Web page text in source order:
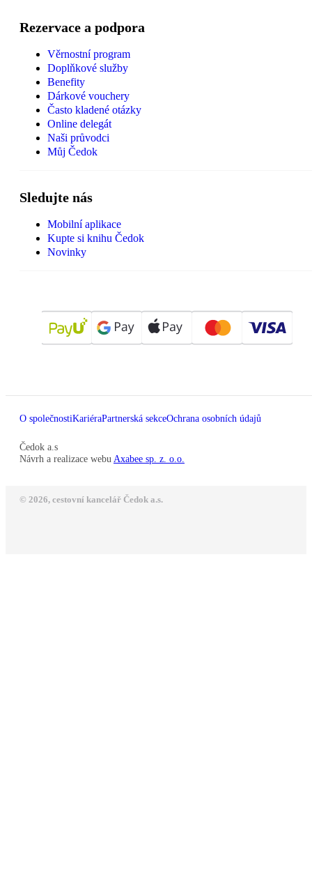
Rezervace a podpora
Věrnostní program
Doplňkové služby
Benefity
Dárkové vouchery
Často kladené otázky
Online delegát
Naši průvodci
Můj Čedok
Sledujte nás
Mobilní aplikace
Kupte si knihu Čedok
Novinky
O společnostiKariéraPartnerská sekceOchrana osobních údajů
Čedok a.s
Návrh a realizace webu Axabee sp. z. o.o.
© 2026, cestovní kancelář Čedok a.s.